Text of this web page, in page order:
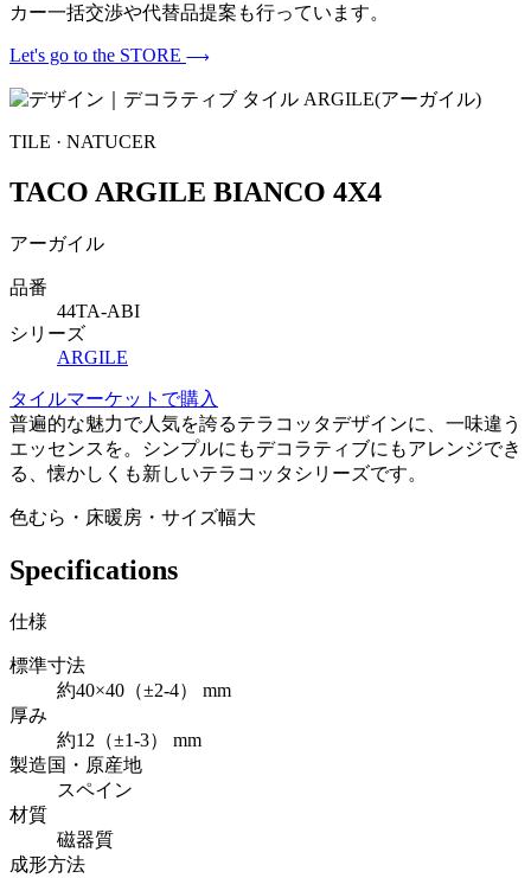
カー一括交渉や代替品提案も行っています。
Let's go to the STORE
TILE · NATUCER
TACO ARGILE BIANCO 4X4
アーガイル
品番
44TA-ABI
シリーズ
ARGILE
タイルマーケットで購入
普遍的な魅力で人気を誇るテラコッタデザインに、一味違う
エッセンスを。シンプルにもデコラティブにもアレンジでき
る、懐かしくも新しいテラコッタシリーズです。
色むら・床暖房・サイズ幅大
Specifications
仕様
標準寸法
約40×40（±2-4） mm
厚み
約12（±1-3） mm
製造国・原産地
スペイン
材質
磁器質
成形方法